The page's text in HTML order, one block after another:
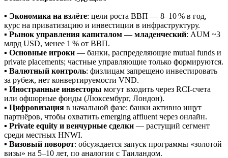
▪️ Экономика на взлёте: цели роста ВВП — 8–10 % в год,
курс на приватизацию и инвестиции в инфраструктуру.
▪️ Рынок управления капиталом — младенческий: AUM ~3
млрд USD, менее 1 % от ВВП.
▪️ Основные игроки — банки, распределяющие mutual funds и
private placements; частные управляющие только формируются.
▪️ Валютный контроль: физлицам запрещено инвестировать
за рубеж, нет конвертируемости VND.
▪️ Иностранные инвесторы могут входить через RCI-счета
или офшорные фонды (Люксембург, Лондон).
▪️ Цифровизация в начальной фазе: банки активно ищут
партнёров, чтобы охватить emerging affluent через онлайн.
▪️ Private equity и венчурные сделки — растущий сегмент
среди местных HNWI.
▪️ Визовый поворот: обсуждается запуск программы «золотой
визы» на 5–10 лет, по аналогии с Таиландом.